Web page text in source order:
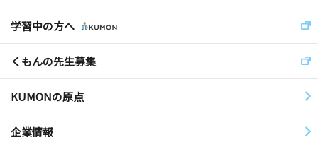
学習中の方へ
くもんの先生募集
KUMONの原点
企業情報